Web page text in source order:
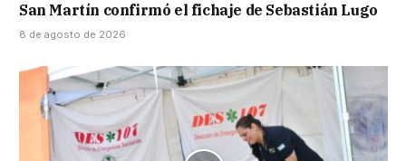
San Martín confirmó el fichaje de Sebastián Lugo
8 de agosto de 2026